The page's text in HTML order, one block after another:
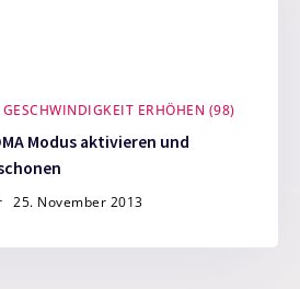
ERHÖHEN (98)
Modus aktivieren und
25. November 2013